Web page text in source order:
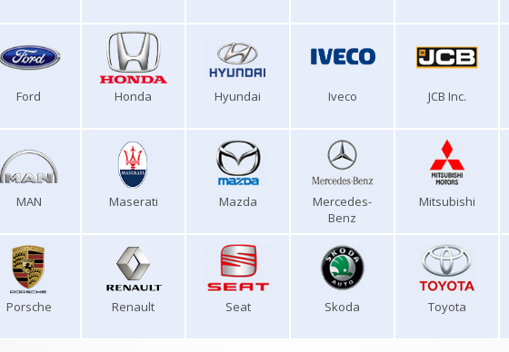
Ford Honda Hyundai Iveco JCB Inc.
MAN Maserati Mazda
Mercedes-
Benz
Mitsubishi
Porsche Renault Seat Skoda Toyota